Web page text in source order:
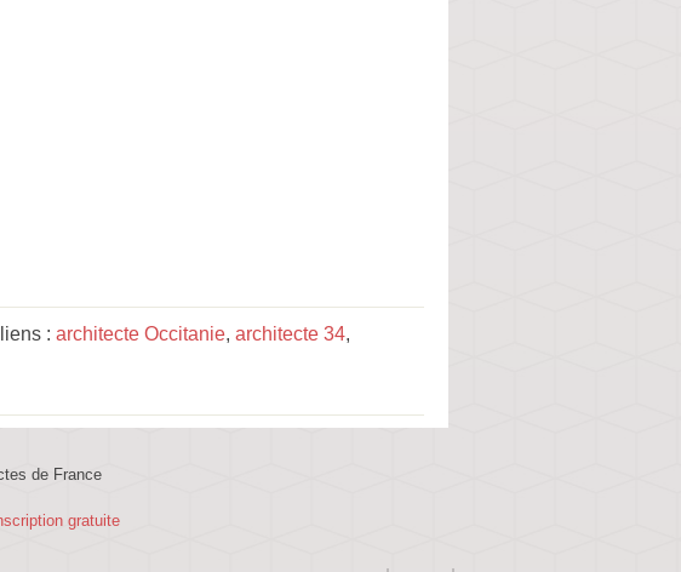
: architecte Occitanie, architecte 34,
de France
gratuite